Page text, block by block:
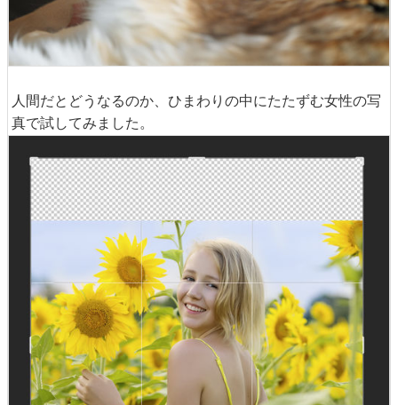
人間だとどうなるのか、ひまわりの中にたたずむ女性の写
真で試してみました。